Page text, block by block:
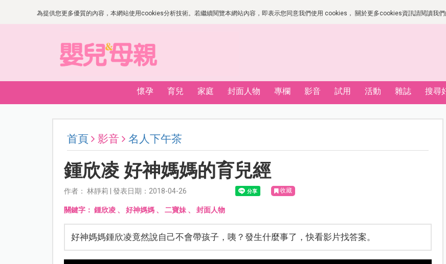
為提供您更多優質的內容，本網站使用cookies分析技術。若繼續閱覽本網站內容，即表示您同意我們使用 cookies， 關於更多cookies資訊請閱讀我們
懷孕 育兒 家庭 封面人物 專欄 影音 試用 活動 雜誌 搜尋
首頁 影音 名人下午茶
鍾欣凌 好神媽媽的育兒經
作者： 林靜莉 | 發表日期：2018-04-26 收藏
關鍵字： 鍾欣凌、 好神媽媽、 二寶妹、 封面人物
好神媽媽鍾欣凌竟然說自己不會帶孩子，咦？發生什麼事了，快看影片找答案。